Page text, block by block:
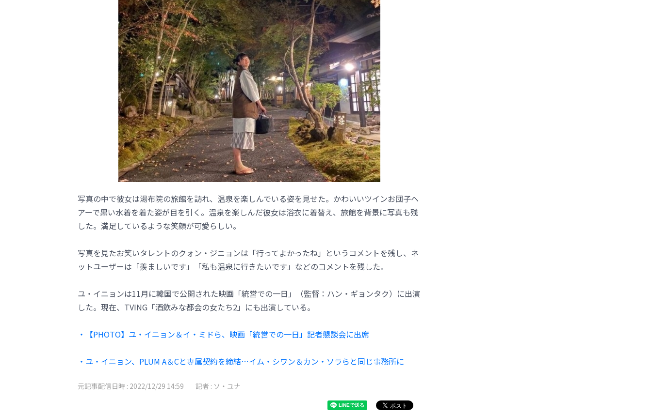
写真の中で彼女は湯布院の旅館を訪れ、温泉を楽しんでいる姿を見せた。かわいいツインお団子ヘ
アーで黒い水着を着た姿が目を引く。温泉を楽しんだ彼女は浴衣に着替え、旅館を背景に写真も残
した。満足しているような笑顔が可愛らしい。
写真を見たお笑いタレントのクォン・ジニョンは「行ってよかったね」というコメントを残し、ネ
ットユーザーは「羨ましいです」「私も温泉に行きたいです」などのコメントを残した。
ユ・イニョンは11月に韓国で公開された映画「統営での一日」（監督：ハン・ギョンタク）に出演
した。現在、TVING「酒飲みな都会の女たち2」にも出演している。
・【PHOTO】ユ・イニョン＆イ・ミドら、映画「統営での一日」記者懇談会に出席
・ユ・イニョン、PLUM A＆Cと専属契約を締結…イム・シワン＆カン・ソラらと同じ事務所に
元記事配信日時 : 2022/12/29 14:59 記者 : ソ・ユナ